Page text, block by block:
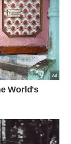
pessoa